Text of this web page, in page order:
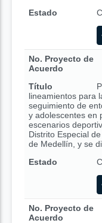
Estado
No. Proyecto de
Acuerdo
Título
lineamientos para
seguimiento de
y adolescentes en
escenarios
Distrito Especial
de Medellín, y se
Estado
No. Proyecto de
Acuerdo